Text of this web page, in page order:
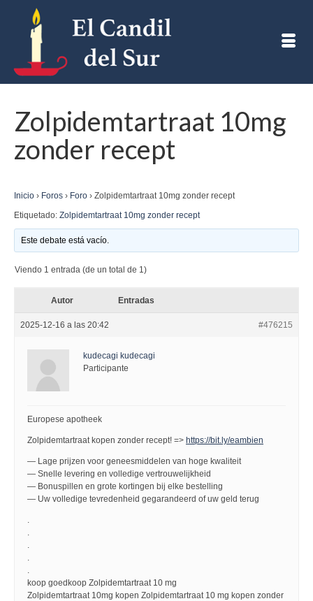
Zolpidemtartraat 10mg
zonder recept
Inicio › Foros › Foro › Zolpidemtartraat 10mg zonder recept
Etiquetado: Zolpidemtartraat 10mg zonder recept
Este debate está vacío.
Viendo 1 entrada (de un total de 1)
Autor Entradas
2025-12-16 a las 20:42 #476215
kudecagi kudecagi
Participante
Europese apotheek
Zolpidemtartraat kopen zonder recept! => https://bit.ly/eambien
— Lage prijzen voor geneesmiddelen van hoge kwaliteit
— Snelle levering en volledige vertrouwelijkheid
— Bonuspillen en grote kortingen bij elke bestelling
— Uw volledige tevredenheid gegarandeerd of uw geld terug
.
.
.
.
.
koop goedkoop Zolpidemtartraat 10 mg
Zolpidemtartraat 10mg kopen Zolpidemtartraat 10 mg kopen zonder